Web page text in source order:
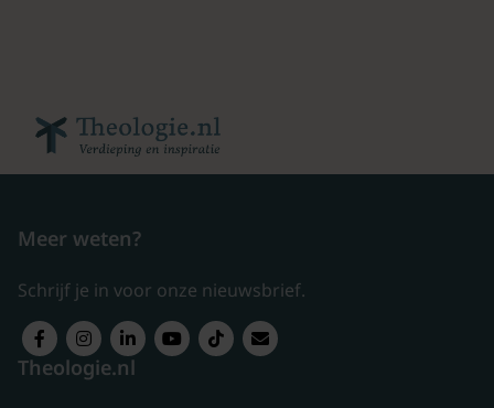
Meer weten?
Schrijf je in voor onze nieuwsbrief.
Theologie.nl